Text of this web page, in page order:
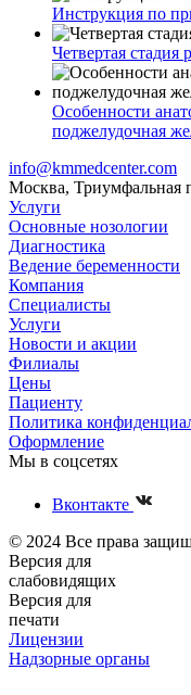
Инструкция по
Четвертая
Особенности
поджелудочная
info@kmmedcenter.com
Москва, Триумфальная
Услуги
Основные нозологии
Диагностика
Ведение беременности
Компания
Специалисты
Услуги
Новости и акции
Филиалы
Цены
Пациенту
Политика
Оформление
Мы в соцсетях
Вконтакте
© 2024 Все права
Версия для
слабовидящих
Версия для
печати
Лицензии
Надзорные органы